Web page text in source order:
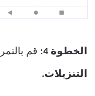
الخطوة 4: قم
التنزيلات.